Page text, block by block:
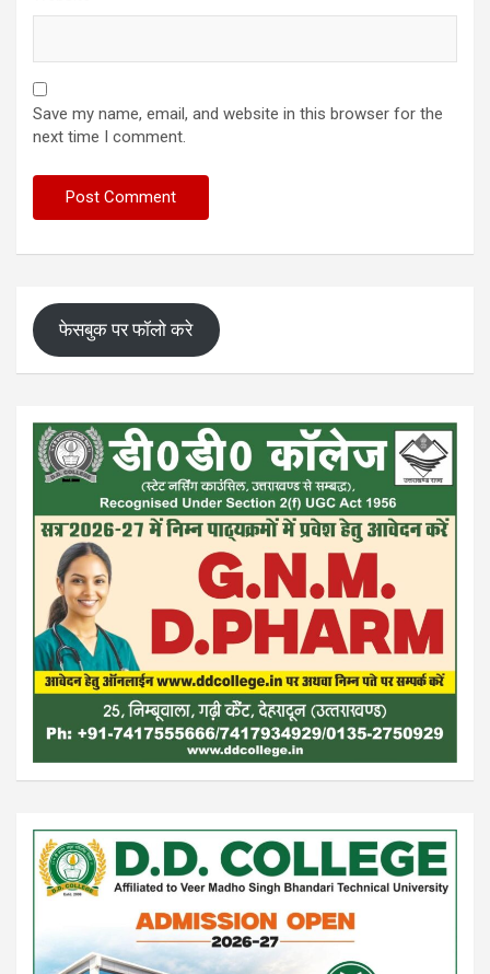
Save my name, email, and website in this browser for the
next time I comment.
फेसबुक पर फॉलो करे